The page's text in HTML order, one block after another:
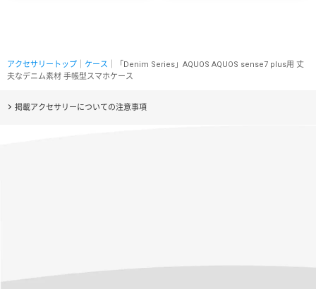
アクセサリートップ ケース ｜「Denim Series」AQUOS AQUOS sense7 plus用 丈
夫なデニム素材 手帳型スマホケース
掲載アクセサリーについての注意事項